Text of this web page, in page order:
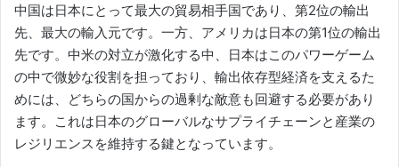
中国は日本にとって最大の貿易相手国であり、第2位の輸出
先、最大の輸入元です。一方、アメリカは日本の第1位の輸出
先です。中米の対立が激化する中、日本はこのパワーゲーム
の中で微妙な役割を担っており、輸出依存型経済を支えるた
めには、どちらの国からの過剰な敵意も回避する必要があり
ます。これは日本のグローバルなサプライチェーンと産業の
レジリエンスを維持する鍵となっています。